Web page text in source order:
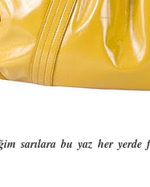
sarılara bu yaz her yerde